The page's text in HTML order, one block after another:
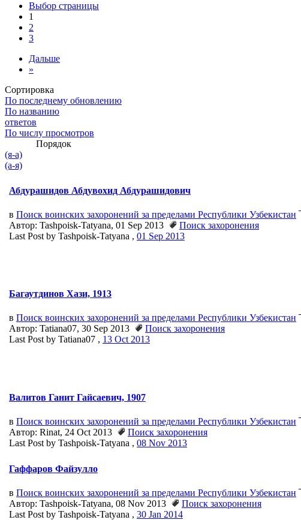
Выбор страницы
1
2
3
Дальше
»
Сортировка
По последнему обновлению
По названию
ответов
По числу просмотров
Порядок
(я-а)
(а-я)
Абдурашидов Абдувохид Абдурашидович
в Поиск воинских захоронений за пределами Республики Узбекистан
Автор: Tashpoisk-Tatyana, 01 Sep 2013
Поиск захоронения
Last Post by Tashpoisk-Tatyana , 01 Sep 2013
Багаутдинов Хази, 1913
в Поиск воинских захоронений за пределами Республики Узбекистан
Автор: Tatiana07, 30 Sep 2013
Поиск захоронения
Last Post by Tatiana07 , 13 Oct 2013
Валитов Ганит Гайсаевич, 1907
в Поиск воинских захоронений за пределами Республики Узбекистан
Автор: Rinat, 24 Oct 2013
Поиск захоронения
Last Post by Tashpoisk-Tatyana , 08 Nov 2013
Гаффаров Файзулло
в Поиск воинских захоронений за пределами Республики Узбекистан
Автор: Tashpoisk-Tatyana, 08 Nov 2013
Поиск захоронения
Last Post by Tashpoisk-Tatyana , 30 Jan 2014